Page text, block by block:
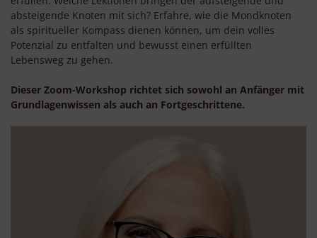
absteigende Knoten mit sich? Erfahre, wie die Mondknoten
als spiritueller Kompass dienen können, um dein volles
Potenzial zu entfalten und bewusst einen erfüllten
Lebensweg zu gehen.
Dieser Zoom-Workshop richtet sich sowohl an Anfänger mit
Grundlagenwissen als auch an Fortgeschrittene.